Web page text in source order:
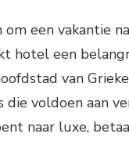
om een vakantie
hotel een
van
die voldoen aan
naar luxe,